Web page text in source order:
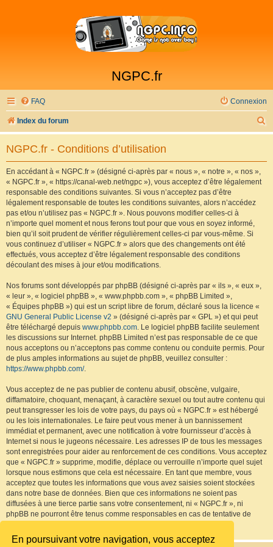
En poursuivant votre navigation, vous acceptez
NGPC.fr
FAQ Connexion
Index du forum
e
NGPC.fr - Conditions d’utilisation
En accédant à « NGPC.fr » (désigné ci-après par « nous », « notre », « nos »,
« NGPC.fr », « https://canal-web.net/ngpc »), vous acceptez d’être légalement
responsable des conditions suivantes. Si vous n’acceptez pas d’être
légalement responsable de toutes les conditions suivantes, alors n’accédez
pas et/ou n’utilisez pas « NGPC.fr ». Nous pouvons modifier celles-ci à
n’importe quel moment et nous ferons tout pour que vous en soyez informé,
bien qu’il soit prudent de vérifier régulièrement celles-ci par vous-même. Si
vous continuez d’utiliser « NGPC.fr » alors que des changements ont été
effectués, vous acceptez d’être légalement responsable des conditions
découlant des mises à jour et/ou modifications.
Nos forums sont développés par phpBB (désigné ci-après par « ils », « eux »,
« leur », « logiciel phpBB », « www.phpbb.com », « phpBB Limited »,
« Équipes phpBB ») qui est un script libre de forum, déclaré sous la licence «
GNU General Public License v2 » (désigné ci-après par « GPL ») et qui peut
être téléchargé depuis www.phpbb.com. Le logiciel phpBB facilite seulement
les discussions sur Internet. phpBB Limited n’est pas responsable de ce que
nous acceptons ou n’acceptons pas comme contenu ou conduite permis. Pour
de plus amples informations au sujet de phpBB, veuillez consulter :
https://www.phpbb.com/.
Vous acceptez de ne pas publier de contenu abusif, obscène, vulgaire,
diffamatoire, choquant, menaçant, à caractère sexuel ou tout autre contenu qui
peut transgresser les lois de votre pays, du pays où « NGPC.fr » est hébergé
ou les lois internationales. Le faire peut vous mener à un bannissement
immédiat et permanent, avec une notification à votre fournisseur d’accès à
Internet si nous le jugeons nécessaire. Les adresses IP de tous les messages
sont enregistrées pour aider au renforcement de ces conditions. Vous acceptez
que « NGPC.fr » supprime, modifie, déplace ou verrouille n’importe quel sujet
lorsque nous estimons que cela est nécessaire. En tant que membre, vous
acceptez que toutes les informations que vous avez saisies soient stockées
dans notre base de données. Bien que ces informations ne soient pas
diffusées à une tierce partie sans votre consentement, ni « NGPC.fr », ni
phpBB ne pourront être tenus comme responsables en cas de tentative de